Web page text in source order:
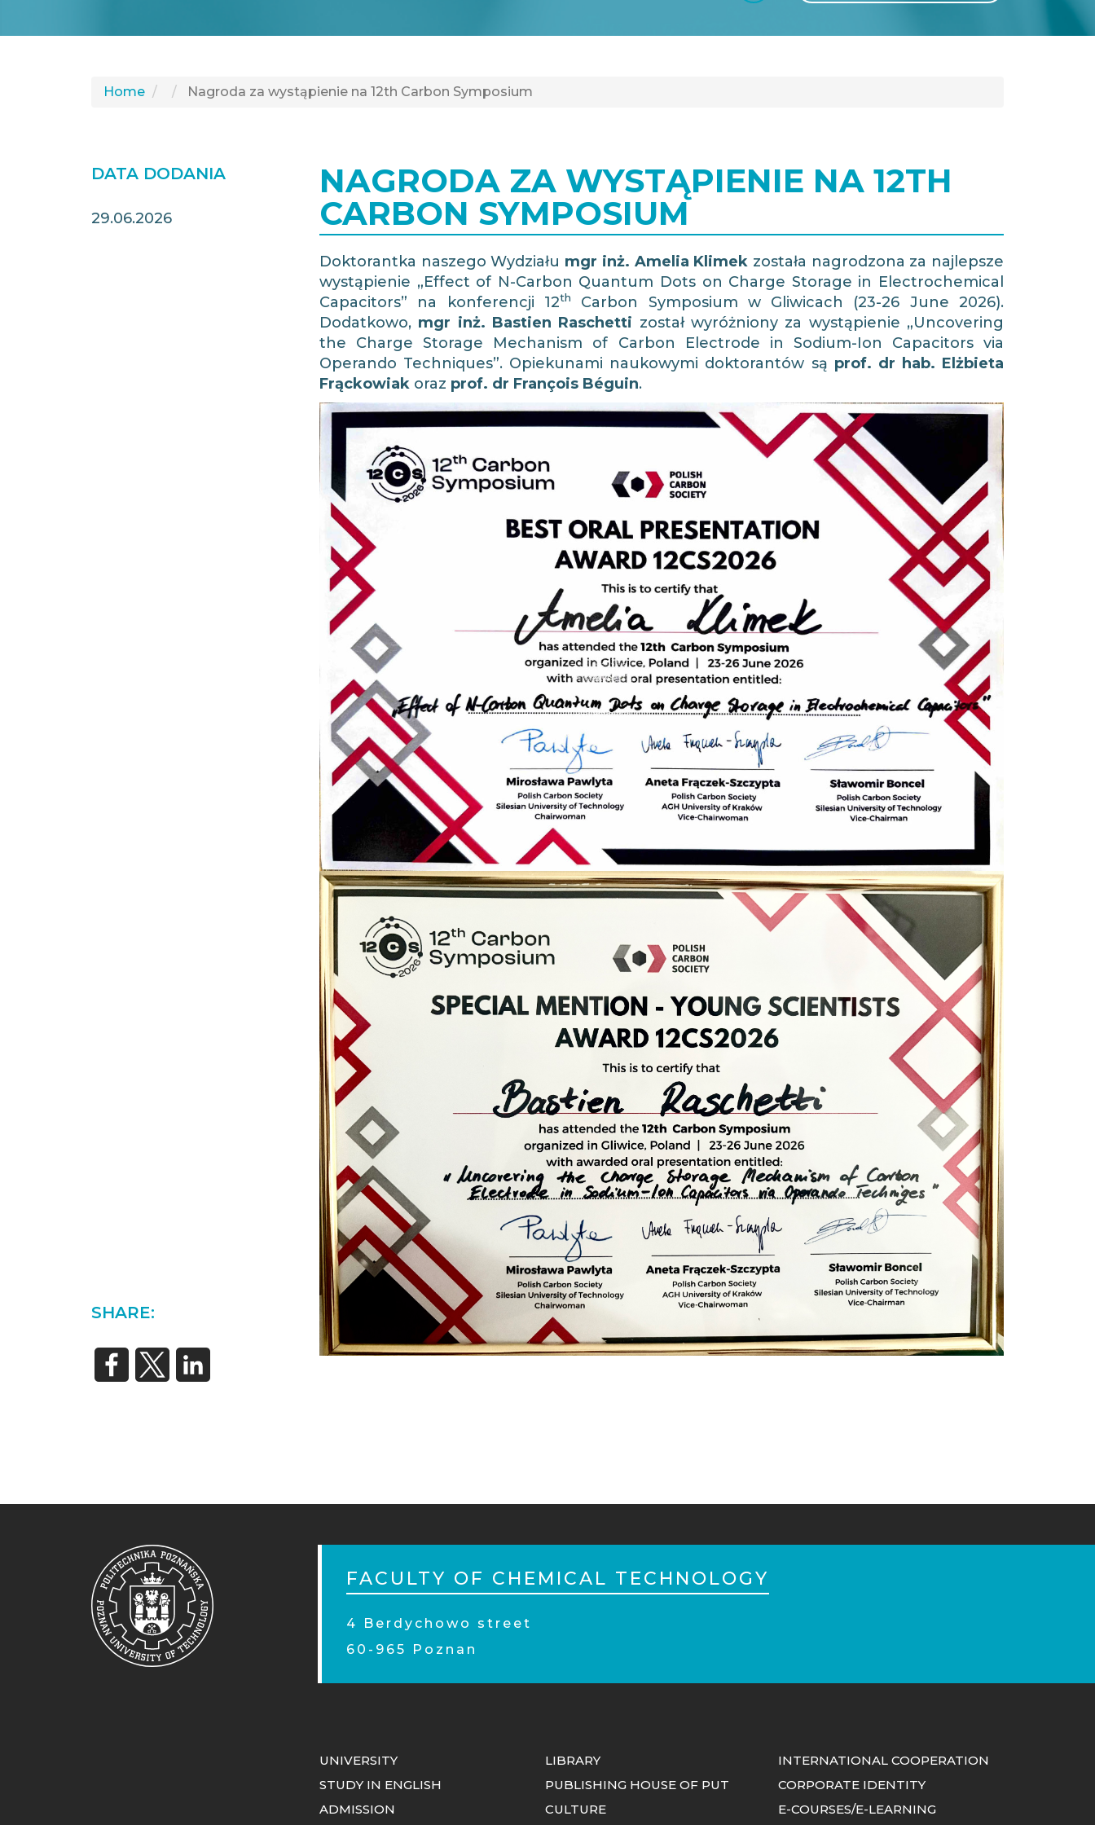
GLI
Home Nagroda za wystąpienie na 12th Carbon Symposium
DATA DODANIA
29.06.2026
SHARE:
NAGRODA ZA WYSTĄPIENIE NA 12TH
CARBON SYMPOSIUM
Doktorantka naszego Wydziału mgr inż. Amelia Klimek została nagrodzona za najlepsze
wystąpienie „Effect of N-Carbon Quantum Dots on Charge Storage in Electrochemical
Capacitors” na konferencji 12th
Carbon Symposium w Gliwicach (23-26 June 2026).
Dodatkowo, mgr inż. Bastien Raschetti został wyróżniony za wystąpienie „Uncovering
the Charge Storage Mechanism of Carbon Electrode in Sodium-Ion Capacitors via
Operando Techniques”. Opiekunami naukowymi doktorantów są prof. dr hab. Elżbieta
Frąckowiakoraz prof. dr François Béguin.
FACULTY OF CHEMICAL TECHNOLOGY
4 Berdychowo street
60-965 Poznan
MOBILE
UNIVERSITY
STUDY IN ENGLISH
ADMISSION
LIBRARY
PUBLISHING HOUSE OF PUT
CULTURE
INTERNATIONAL COOPERATION
CORPORATE IDENTITY
E-COURSES/E-LEARNING